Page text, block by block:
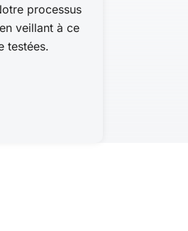
processus
veillant à ce
testées.